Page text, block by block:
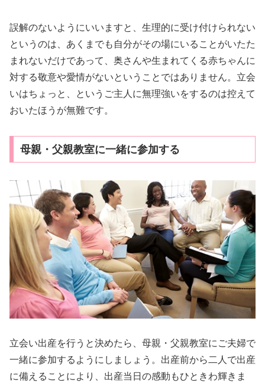
誤解のないようにいいますと、生理的に受け付けられない
というのは、あくまでも自分がその場にいることがいたた
まれないだけであって、奥さんや生まれてくる赤ちゃんに
対する敬意や愛情がないということではありません。立会
いはちょっと、というご主人に無理強いをするのは控えて
おいたほうが無難です。
母親・父親教室に一緒に参加する
立会い出産を行うと決めたら、母親・父親教室にご夫婦で
一緒に参加するようにしましょう。出産前から二人で出産
に備えることにより、出産当日の感動もひときわ輝きま